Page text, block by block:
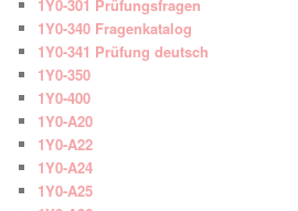
1Y0-301 Prüfungsfragen
1Y0-340 Fragenkatalog
1Y0-341 Prüfung deutsch
1Y0-350
1Y0-400
1Y0-A20
1Y0-A22
1Y0-A24
1Y0-A25